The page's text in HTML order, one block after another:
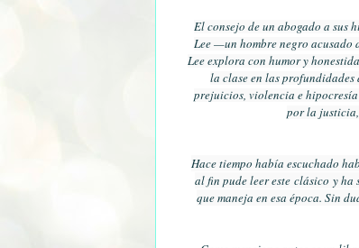
El consejo de un abogado a sus
Lee —un hombre negro acusado
Lee explora con humor y
la clase en las
prejuicios, violencia e
por la
Hace tiempo había escuchado
al fin pude leer este clásico y ha
que maneja en esa época. Sin